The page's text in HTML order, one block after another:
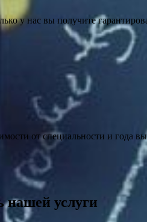
у нас вы получите
от специальности и
нашей услуги